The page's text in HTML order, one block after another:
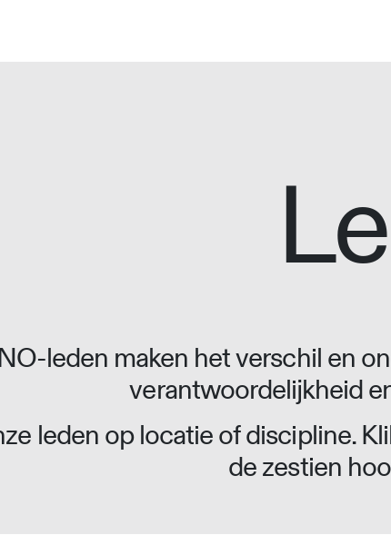
leden maken het verschil en
verantwoordelijkheid
leden op locatie of discipline.
de zestien